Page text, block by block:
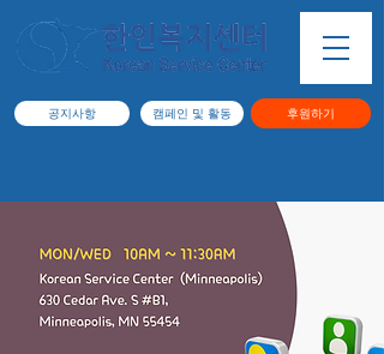
공지사항 캠페인 및 활동 후원하기